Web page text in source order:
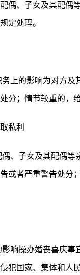
偶、子女及其配偶
定处理。
上的影响为对方
分；情节较重的，
私利
、子女及其配偶
或者严重警告处分
响操办婚丧喜庆
犯国家、集体和人